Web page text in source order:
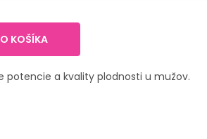
KOŠÍKA
potencie a kvality plodnosti u mužov.